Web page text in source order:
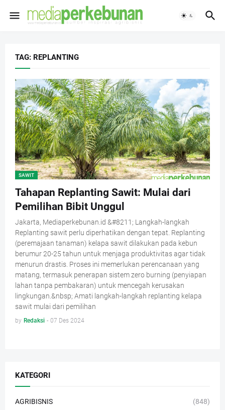
TAG: REPLANTING
SAWIT
Tahapan Replanting Sawit: Mulai dari
Pemilihan Bibit Unggul
Jakarta, Mediaperkebunan.id &#8211; Langkah-langkah
Replanting sawit perlu diperhatikan dengan tepat. Replanting
(peremajaan tanaman) kelapa sawit dilakukan pada kebun
berumur 20-25 tahun untuk menjaga produktivitas agar tidak
menurun drastis. Proses ini memerlukan perencanaan yang
matang, termasuk penerapan sistem zero burning (penyiapan
lahan tanpa pembakaran) untuk mencegah kerusakan
lingkungan.&nbsp; Amati langkah-langkah replanting kelapa
sawit mulai dari pemilihan
by Redaksi - 07 Des 2024
KATEGORI
AGRIBISNIS (848)